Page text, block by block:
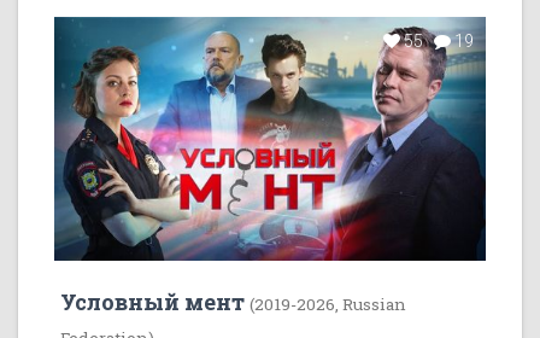
55 19
Условный мент (2019-2026, Russian